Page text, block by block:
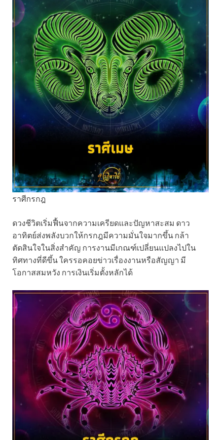
ราศีกรกฎ
ดวงชีวิตเริ่มฟื้นจากความเครียดและปัญหาสะสม ดาว
อาทิตย์ส่งพลังบวกให้กรกฎมีความมั่นใจมากขึ้น กล้า
ตัดสินใจในสิ่งสำคัญ การงานมีเกณฑ์เปลี่ยนแปลงไปใน
ทิศทางที่ดีขึ้น ใครรอคอยข่าวเรื่องงานหรือสัญญา มี
โอกาสสมหวัง การเงินเริ่มตั้งหลักได้